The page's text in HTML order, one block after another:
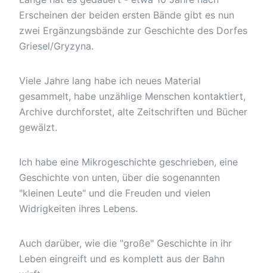
Erscheinen der beiden ersten Bände gibt es nun
zwei Ergänzungsbände zur Geschichte des Dorfes
Griesel/Gryzyna.
Viele Jahre lang habe ich neues Material
gesammelt, habe unzählige Menschen kontaktiert,
Archive durchforstet, alte Zeitschriften und Bücher
gewälzt.
Ich habe eine Mikrogeschichte geschrieben, eine
Geschichte von unten, über die sogenannten
"kleinen Leute" und die Freuden und vielen
Widrigkeiten ihres Lebens.
Auch darüber, wie die "große" Geschichte in ihr
Leben eingreift und es komplett aus der Bahn